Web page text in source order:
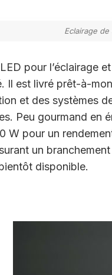
Eclairage
pour l’éclairage
Il est livré prêt-à-
et des systèmes
Peu gourmand en
W pour un
un
disponible.